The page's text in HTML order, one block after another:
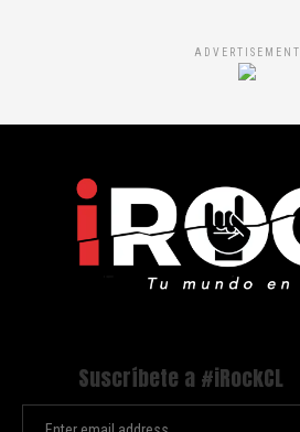
ADVERTISEMENT
Suscríbete a #iRockCL